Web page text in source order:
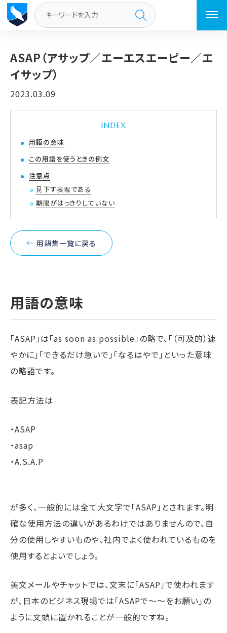
トップページ／ASAP（アサップ／エーエスエーピー／エイサップ）
ASAP（アサップ／エーエスエーピー／エ
イサップ）
2023.03.09
INDEX
用語の意味
この用語を使うときの例文
注意点
見下す表現である
期限がはっきりしていない
用語集一覧に戻る
用語の意味
「ASAP」は「as soon as possible」の略で、「（可及的）速
やかに」「できるだけ急いで」「なるはやで」といった意味
の略語です。
表記方法は
・ASAP
・asap
・A.S.A.P
が多く、一般的には全て大文字で「ASAP」とされます。明
確な使用方法の違いがあるわけではありませんので、自
分の使用しやすいものや、社内でよく使われているものを
使用するとよいでしょう。
英文メールやチャットでは、文末に「ASAP」で使われます
が、日本のビジネス現場では「ASAPで〜〜をお願い」の
ように文頭に置かれることが一般的ですね。